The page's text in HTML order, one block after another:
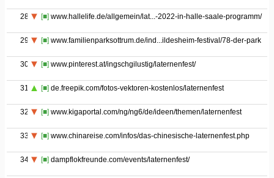
28 [■] www.hallelife.de/allgemein/lat...-2022-in-halle-saale-programm/
29 [■] www.familienparksottrum.de/ind...ildesheim-festival/78-der-park
30 [■] www.pinterest.at/ingschgilustig/laternenfest/
31 [■] de.freepik.com/fotos-vektoren-kostenlos/laternenfest
32 [■] www.kigaportal.com/ng/ng6/de/ideen/themen/laternenfest
33 [■] www.chinareise.com/infos/das-chinesische-laternenfest.php
34 [■] dampflokfreunde.com/events/laternenfest/